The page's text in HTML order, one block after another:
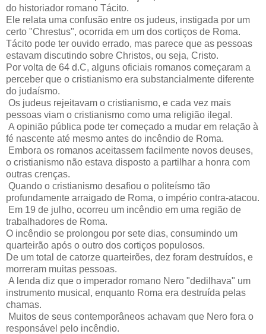
do historiador romano Tácito.
Ele relata uma confusão entre os judeus, instigada por um
certo "Chrestus", ocorrida em um dos cortiços de Roma.
Tácito pode ter ouvido errado, mas parece que as pessoas
estavam discutindo sobre Christos, ou seja, Cristo.
Por volta de 64 d.C, alguns oficiais romanos começaram a
perceber que o cristianismo era substancialmente diferente
do judaísmo.
Os judeus rejeitavam o cristianismo, e cada vez mais
pessoas viam o cristianismo como uma religião ilegal.
A opinião pública pode ter começado a mudar em relação à
fé nascente até mesmo antes do incêndio de Roma.
Embora os romanos aceitassem facilmente novos deuses,
o cristianismo não estava disposto a partilhar a honra com
outras crenças.
Quando o cristianismo desafiou o politeísmo tão
profundamente arraigado de Roma, o império contra-atacou.
Em 19 de julho, ocorreu um incêndio em uma região de
trabalhadores de Roma.
O incêndio se prolongou por sete dias, consumindo um
quarteirão após o outro dos cortiços populosos.
De um total de catorze quarteirões, dez foram destruídos, e
morreram muitas pessoas.
A lenda diz que o imperador romano Nero "dedilhava" um
instrumento musical, enquanto Roma era destruída pelas
chamas.
Muitos de seus contemporâneos achavam que Nero fora o
responsável pelo incêndio.